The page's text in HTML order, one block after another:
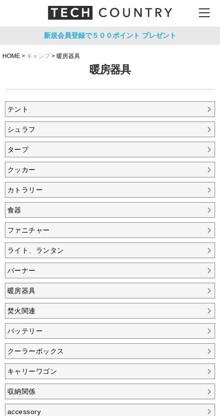
新規会員登録で５００ポイント プレゼント
HOME キャンプ 暖房器具
暖房器具
テント
シュラフ
タープ
クッカー
カトラリー
食器
ファニチャー
ライト、ランタン
バーナー
暖房器具
焚火関連
バッテリー
クーラーボックス
キャリーワゴン
収納関係
accessory